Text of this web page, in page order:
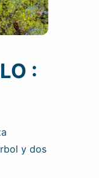
:
y dos